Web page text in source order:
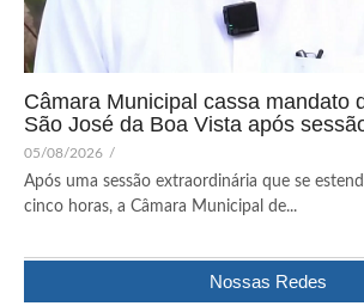
Câmara Municipal cassa mandato
São José da Boa Vista após
05/08/2026 /
Após uma sessão extraordinária que se
cinco horas, a Câmara Municipal de...
Nossas Redes